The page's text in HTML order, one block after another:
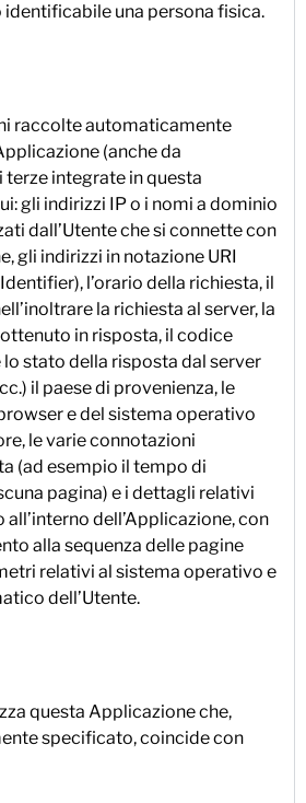
una persona fisica.
raccolte automaticamente
(anche da
integrate in questa
gli indirizzi IP o i nomi a dominio
dall’Utente che si connette con
gli indirizzi in notazione URI
l’orario della richiesta, il
la richiesta al server, la
in risposta, il codice
stato della risposta dal server
il paese di provenienza, le
e del sistema operativo
le varie connotazioni
(ad esempio il tempo di
pagina) e i dettagli relativi
dell’Applicazione, con
alla sequenza delle pagine
relativi al sistema operativo e
dell’Utente.
questa Applicazione che,
specificato, coincide con